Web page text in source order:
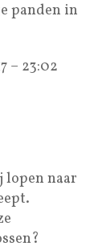
panden in
– 23:02
lopen naar